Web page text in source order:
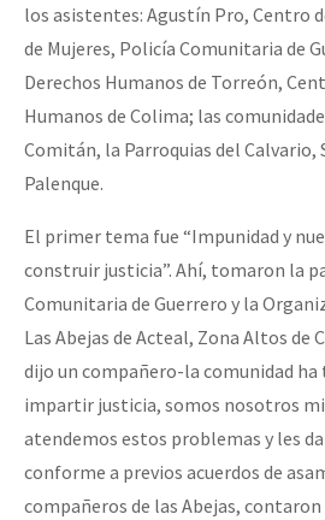
los asistentes: Agustín Pro, Centro
de Mujeres, Policía Comunitaria de
Derechos Humanos de Torreón,
Humanos de Colima; las
Comitán, la Parroquias del Calvario,
Palenque.
El primer tema fue “Impunidad y
construir justicia”. Ahí, tomaron la
Comunitaria de Guerrero y la
Las Abejas de Acteal, Zona Altos de
dijo un compañero-la comunidad
impartir justicia, somos nosotros
atendemos estos problemas y les
conforme a previos acuerdos de
compañeros de las Abejas, contaron